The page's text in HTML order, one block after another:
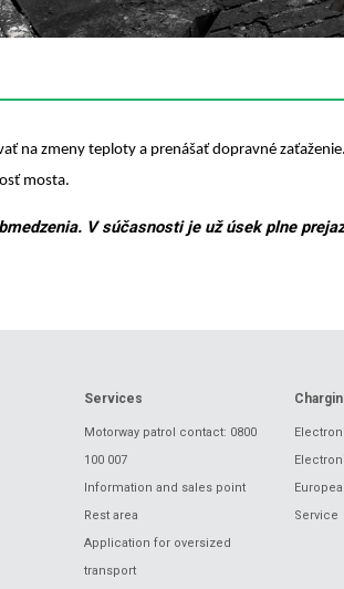
na zmeny teploty a prenášať dopravné
mosta.
V súčasnosti je už úsek plne
Services
Motorway patrol contact: 0800
100 007
Information and sales point
Rest area
Application for oversized
transport
Service